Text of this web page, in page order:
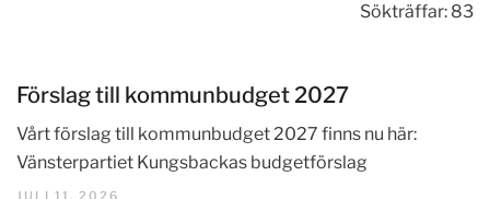
Sökträffar: 83
Förslag till kommunbudget 2027
Vårt förslag till kommunbudget 2027 finns nu här:
Vänsterpartiet Kungsbackas budgetförslag
JULI 11, 2026